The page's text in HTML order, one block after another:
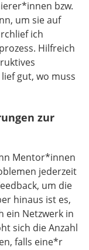
bzw.
um sie auf
ich
Hilfreich
gut, wo muss
zur
Mentor*innen
jederzeit
um die
hinaus ist es,
ein Netzwerk in
sich die Anzahl
falls eine*r